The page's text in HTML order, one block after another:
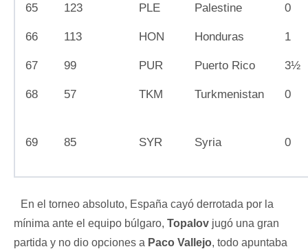
65 123 PLE Palestine 0
66 113 HON Honduras 1
67 99 PUR Puerto Rico 3½
68 57 TKM Turkmenistan 0
69 85 SYR Syria 0
En el torneo absoluto, España cayó derrotada por la
mínima ante el equipo búlgaro, Topalov jugó una gran
partida y no dio opciones a Paco Vallejo, todo apuntaba